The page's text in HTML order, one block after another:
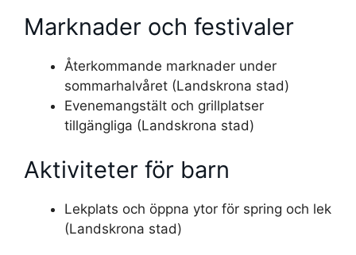
Marknader och festivaler
Återkommande marknader under
sommarhalvåret (Landskrona stad)
Evenemangstält och grillplatser
tillgängliga (Landskrona stad)
Aktiviteter för barn
Lekplats och öppna ytor för spring och lek
(Landskrona stad)